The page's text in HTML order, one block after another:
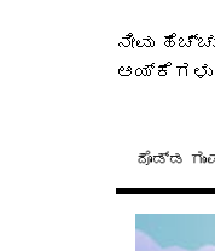
ನೀವು
ಆಯ್ಕೆಗಳು
ದೊಡ್ಡ